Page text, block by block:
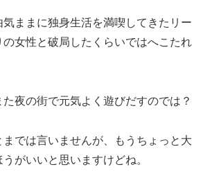
気ままに独身生活を満喫してきたリー
の女性と破局したくらいではへこたれ
夜の街で元気よく遊びだすのでは？
では言いませんが、もうちょっと大
がいいと思いますけどね。